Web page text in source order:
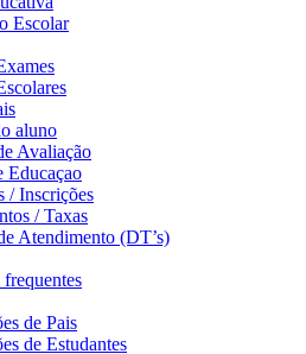
Escolar
aluno
Avaliação
Educaçao
/ Inscrições
/ Taxas
Atendimento (DT’s)
frequentes
de Pais
de Estudantes